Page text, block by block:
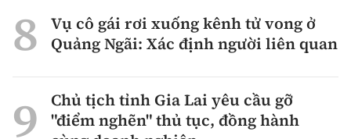
Vụ cô gái rơi xuống kênh tử vong ở
Quảng Ngãi: Xác định người liên quan
Chủ tịch tỉnh Gia Lai yêu cầu gỡ
"điểm nghẽn" thủ tục, đồng hành